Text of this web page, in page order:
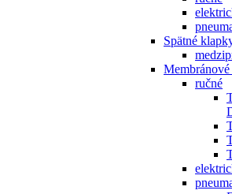
Spätné
ručné